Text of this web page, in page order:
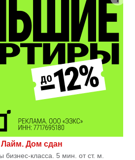
Дом сдан
бизнес-класса. 5 мин. от ст. м.